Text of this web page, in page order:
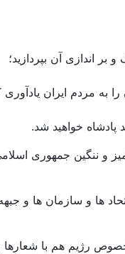
اندازی آن بپردازید؛
به مردم ایران یادآوری
پادشاه خواهید شد.
و ننگین جمهوری
ها و سازمان ها و
رژیم هم با شعارها